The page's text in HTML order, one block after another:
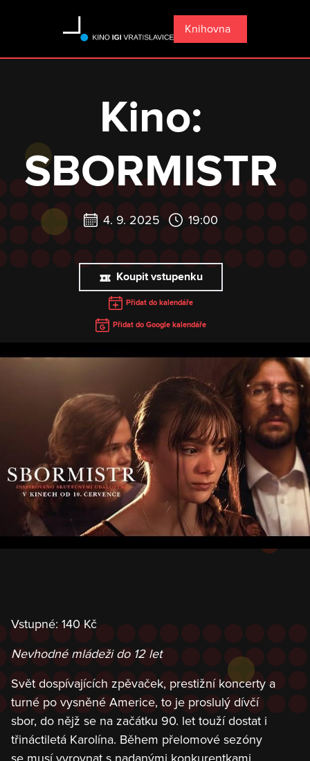
Knihovna
Kino:
SBORMISTR
4. 9. 2025 19:00
Koupit vstupenku
Přidat do kalendáře
Přidat do Google kalendáře
Vstupné: 140 Kč
Nevhodné mládeži do 12 let
Svět dospívajících zpěvaček, prestižní koncerty a
turné po vysněné Americe, to je proslulý dívčí
sbor, do nějž se na začátku 90. let touží dostat i
třináctiletá Karolína. Během přelomové sezóny